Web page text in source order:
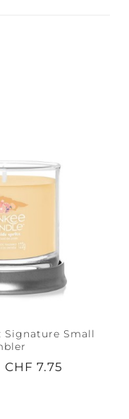
Signature Small
CHF 7.75